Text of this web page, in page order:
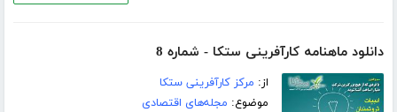
دانلود ماهنامه کارآفرینی ستکا - شماره 8
از: مرکز کارآفرینی ستکا
موضوع: مجله‌های اقتصادی